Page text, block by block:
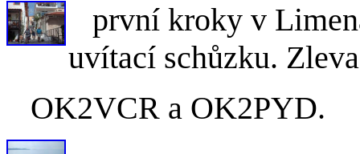
první kroky v
uvítací schůzku.
OK2VCR a OK2PYD.